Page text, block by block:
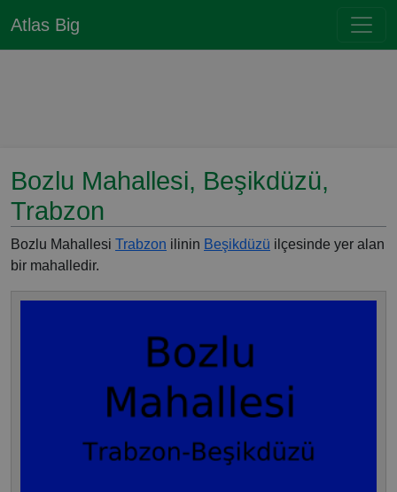
Atlas Big
Bozlu Mahallesi, Beşikdüzü,
Trabzon
Bozlu Mahallesi Trabzon ilinin Beşikdüzü ilçesinde yer alan
bir mahalledir.